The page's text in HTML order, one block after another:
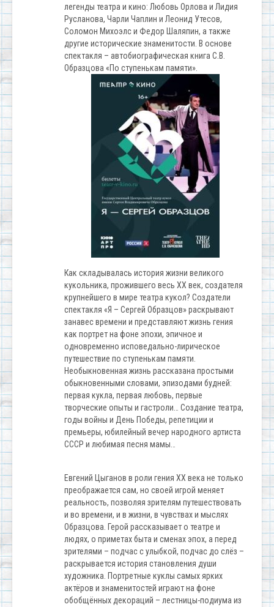
легенды театра и кино: Любовь Орлова и Лидия
Русланова, Чарли Чаплин и Леонид Утесов,
Соломон Михоэлс и Федор Шаляпин, а также
другие исторические знаменитости. В основе
спектакля – автобиографическая книга С.В.
Образцова «По ступенькам памяти».
Как складывалась история жизни великого
кукольника, прожившего весь ХХ век, создателя
крупнейшего в мире театра кукол? Создатели
спектакля «Я – Сергей Образцов» раскрывают
занавес времени и представляют жизнь гения
как портрет на фоне эпохи, эпичное и
одновременно исповедально-лирическое
путешествие по ступенькам памяти.
Необыкновенная жизнь рассказана простыми
обыкновенными словами, эпизодами будней:
первая кукла, первая любовь, первые
творческие опыты и гастроли… Создание театра,
годы войны и День Победы, репетиции и
премьеры, юбилейный вечер народного артиста
СССР и любимая песня мамы…
Евгений Цыганов в роли гения ХХ века не только
преображается сам, но своей игрой меняет
реальность, позволяя зрителям путешествовать
и во времени, и в жизни, в чувствах и мыслях
Образцова. Герой рассказывает о театре и
людях, о приметах быта и сменах эпох, а перед
зрителями – подчас с улыбкой, подчас до слёз –
раскрывается история становления души
художника. Портретные куклы самых ярких
актёров и знаменитостей играют на фоне
обобщённых декораций – лестницы-подиума из